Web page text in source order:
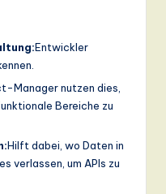
Entwickler
Manager nutzen dies,
Bereiche zu
Hilft dabei, wo Daten in
verlassen, um APIs zu